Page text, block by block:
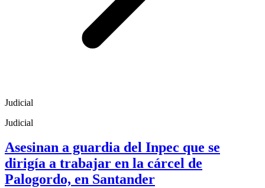
Judicial
Judicial
Asesinan a guardia del Inpec que se
dirigía a trabajar en la cárcel de
Palogordo, en Santander